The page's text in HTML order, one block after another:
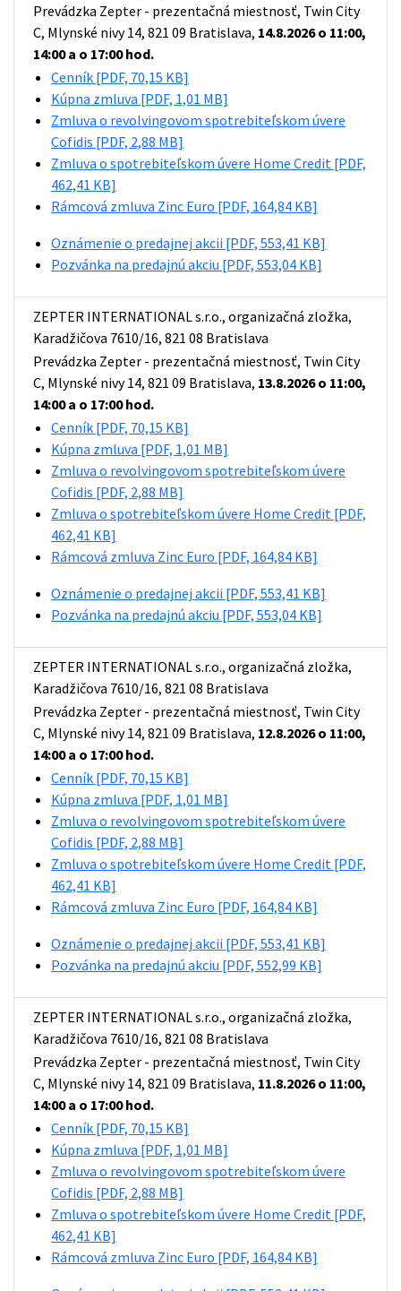
Prevádzka Zepter - prezentačná miestnosť, Twin City
C, Mlynské nivy 14, 821 09 Bratislava, 14.8.2026 o 11:00,
14:00 a o 17:00 hod.
Cenník [PDF, 70,15 KB]
Kúpna zmluva [PDF, 1,01 MB]
Zmluva o revolvingovom spotrebiteľskom úvere
Cofidis [PDF, 2,88 MB]
Zmluva o spotrebiteľskom úvere Home Credit [PDF,
462,41 KB]
Rámcová zmluva Zinc Euro [PDF, 164,84 KB]
Oznámenie o predajnej akcii [PDF, 553,41 KB]
Pozvánka na predajnú akciu [PDF, 553,04 KB]
ZEPTER INTERNATIONAL s.r.o., organizačná zložka,
Karadžičova 7610/16, 821 08 Bratislava
Prevádzka Zepter - prezentačná miestnosť, Twin City
C, Mlynské nivy 14, 821 09 Bratislava, 13.8.2026 o 11:00,
14:00 a o 17:00 hod.
Cenník [PDF, 70,15 KB]
Kúpna zmluva [PDF, 1,01 MB]
Zmluva o revolvingovom spotrebiteľskom úvere
Cofidis [PDF, 2,88 MB]
Zmluva o spotrebiteľskom úvere Home Credit [PDF,
462,41 KB]
Rámcová zmluva Zinc Euro [PDF, 164,84 KB]
Oznámenie o predajnej akcii [PDF, 553,41 KB]
Pozvánka na predajnú akciu [PDF, 553,04 KB]
ZEPTER INTERNATIONAL s.r.o., organizačná zložka,
Karadžičova 7610/16, 821 08 Bratislava
Prevádzka Zepter - prezentačná miestnosť, Twin City
C, Mlynské nivy 14, 821 09 Bratislava, 12.8.2026 o 11:00,
14:00 a o 17:00 hod.
Cenník [PDF, 70,15 KB]
Kúpna zmluva [PDF, 1,01 MB]
Zmluva o revolvingovom spotrebiteľskom úvere
Cofidis [PDF, 2,88 MB]
Zmluva o spotrebiteľskom úvere Home Credit [PDF,
462,41 KB]
Rámcová zmluva Zinc Euro [PDF, 164,84 KB]
Oznámenie o predajnej akcii [PDF, 553,41 KB]
Pozvánka na predajnú akciu [PDF, 552,99 KB]
ZEPTER INTERNATIONAL s.r.o., organizačná zložka,
Karadžičova 7610/16, 821 08 Bratislava
Prevádzka Zepter - prezentačná miestnosť, Twin City
C, Mlynské nivy 14, 821 09 Bratislava, 11.8.2026 o 11:00,
14:00 a o 17:00 hod.
Cenník [PDF, 70,15 KB]
Kúpna zmluva [PDF, 1,01 MB]
Zmluva o revolvingovom spotrebiteľskom úvere
Cofidis [PDF, 2,88 MB]
Zmluva o spotrebiteľskom úvere Home Credit [PDF,
462,41 KB]
Rámcová zmluva Zinc Euro [PDF, 164,84 KB]